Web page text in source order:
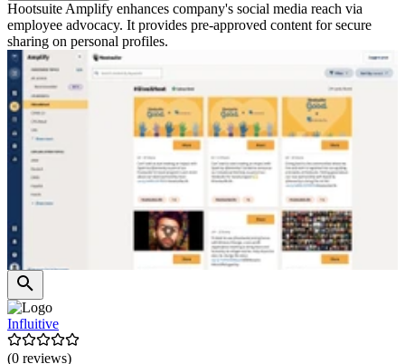
Hootsuite Amplify enhances company's social media reach via
employee advocacy. It provides pre-approved content for secure
sharing on personal profiles.
Influitive
(0 reviews)